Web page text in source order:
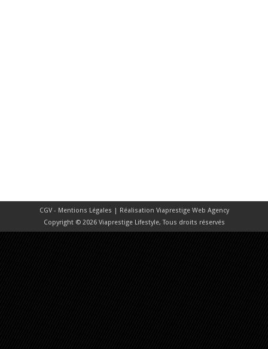
CGV - Mentions Légales | Réalisation Viaprestige Web Agency
Copyright © 2026 Viaprestige Lifestyle, Tous droits réservés